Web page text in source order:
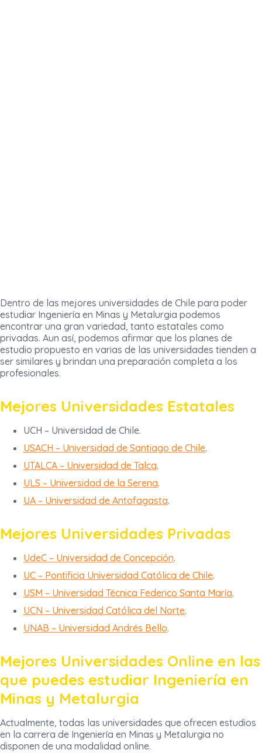
Dentro de las mejores universidades de Chile para poder
estudiar Ingeniería en Minas y Metalurgia podemos
encontrar una gran variedad, tanto estatales como
privadas. Aun así, podemos afirmar que los planes de
estudio propuesto en varias de las universidades tienden a
ser similares y brindan una preparación completa a los
profesionales.
Mejores Universidades Estatales
UCH – Universidad de Chile.
USACH – Universidad de Santiago de Chile.
UTALCA – Universidad de Talca.
ULS – Universidad de la Serena.
UA – Universidad de Antofagasta.
Mejores Universidades Privadas
UdeC – Universidad de Concepción.
UC – Pontificia Universidad Católica de Chile.
USM – Universidad Técnica Federico Santa María.
UCN – Universidad Católica del Norte.
UNAB – Universidad Andrés Bello.
Mejores Universidades Online en las
que puedes estudiar Ingeniería en
Minas y Metalurgia
Actualmente, todas las universidades que ofrecen estudios
en la carrera de Ingeniería en Minas y Metalurgia no
disponen de una modalidad online.